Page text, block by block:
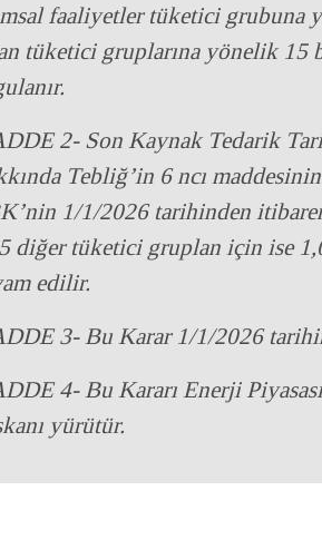
faaliyetler tüketici
tüketici gruplarına yönelik 15
2- Son Kaynak Tedarik
Tebliğ’in 6 ncı
1/1/2026 tarihinden
diğer tüketici gruplan için ise
edilir.
3- Bu Karar 1/1/2026
4- Bu Kararı Enerji
yürütür.